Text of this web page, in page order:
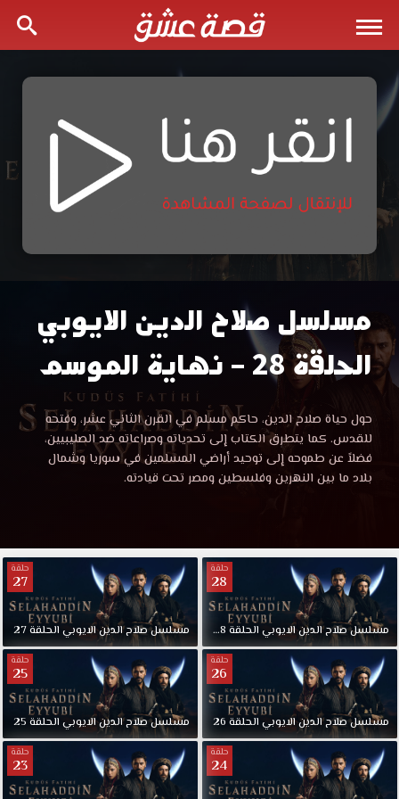
مسلسل
صلاح
الدين
الايوبي
28
مترجمة
قصة
عشق
مسلسل صلاح الدين الايوبي
الحلقة 28 – نهاية الموسم
مسلسل
صلاح
الدين
الايوبي
قصة
عشق
باكثر
من
جودة
مناسبة
للجوال
1080p+720p+480p+360p
FULL
HD
مشاهدة
مسلسل
فاتح
حول حياة صلاح الدين، حاكم مسلم في القرن الثاني عشر، وفتحه
للقدس. كما يتطرق الكتاب إلى تحدياته وصراعاته ضد الصليبيين،
فضلاً عن طموحه إلى توحيد أراضي المسلمين في سوريا وشمال
بلاد ما بين النهرين وفلسطين ومصر تحت قيادته.
حلقة
28
مسلسلصلاح الدينالايوبي الحلقة 28 نهايةالموسم
حلقة
27
مسلسلصلاح الدينالايوبي الحلقة27
حلقة
26
مسلسلصلاح الدينالايوبي الحلقة 26
حلقة
25
مسلسلصلاح الدينالايوبي الحلقة 25
حلقة
24
حلقة
23